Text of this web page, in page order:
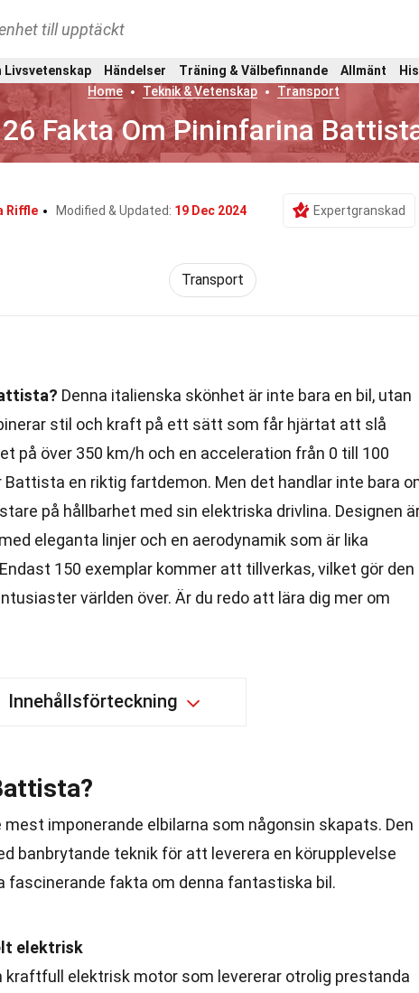
till upptäckt
Livsvetenskap Händelser Träning & Välbefinnande Allmänt
Home
Teknik & Vetenskap Transport
26 Fakta Om Pininfarina
Riffle Modified & Updated: 19 Dec 2024 Expertgranskad
Transport
Denna italienska skönhet är inte bara en bil, utan
stil och kraft på ett sätt som får hjärtat att slå
på över 350 km/h och en acceleration från 0 till 100
Battista en riktig fartdemon. Men det handlar inte bara
på hållbarhet med sin elektriska drivlina. Designen
eleganta linjer och en aerodynamik som är lika
150 exemplar kommer att tillverkas, vilket gör den
världen över. Är du redo att lära dig mer om
Innehållsförteckning
imponerande elbilarna som någonsin skapats. Den
banbrytande teknik för att leverera en körupplevelse
fascinerande fakta om denna fantastiska bil.
elektrisk
kraftfull elektrisk motor som levererar otrolig prestanda